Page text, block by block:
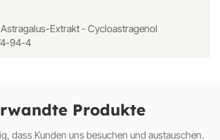
Extrakt - Cycloastragenol
94-4
Produkte
dass Kunden uns besuchen und austauschen.